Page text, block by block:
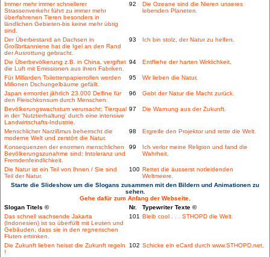
Immer mehr immer schnellerer
Strassenverkehr führt zu immer mehr
überfahrenen Tieren besonders in
ländlichen Gebieten-bis keine mehr übrig
sind.
92
Die Ozeane sind die Nieren unseres
lebenden Planeten.
Der Überbestand an Dachsen in
Großbritanniene hat die Igel an den Rand
der Ausrottung gebracht.
93 Ich bin stolz, der Natur zu helfen.
Die Überbevölkerung z.B. in China, vergiftet
die Luft mit Emissionen aus ihren Fabriken.
94 Entfliehe der harten Wirklichkeit.
Für Milliarden Toilettenpapierrollen werden
Millionen Dschungelbäume gefällt.
95 Wir lieben die Natur.
Japan ermordet jährlich 23.000 Delfine für
den Fleischkonsum durch Menschen.
96 Gebt der Natur die Macht zurück.
Bevölkerungswachstum verursacht: Tierqual
in der 'Nutztierhaltung' durch eine intensive
Landwirtschafts-Industrie.
97 Die Warnung aus der Zukunft.
Menschlicher Narzißmus beherrscht die
moderne Welt und zerstört die Natur.
98 Ergreife den Projektor und rette die Welt.
Konsequenzen der enormen menschlichen
Bevölkerungszunahme sind: Intoleranz und
Fremdenfeindlichkeit.
99
Ich verlor meine Religion und fand die
Wahrheit.
Die Natur ist ein Teil von Ihnen / Sie sind
Teil der Natur.
100 Rettet die äusserst notleidenden
Weltmeere.
Starte die Slideshow um die Slogans zusammen mit den Bildern und Animationen zu
sehen.
Gehe dafür zum Anfang der Webseite.
Slogan Titels ©
Nr.
Typewriter Texte ©
Das schnell wachsende Jakarta
(Indonesien) ist so überfüllt mit Leuten und
Gebäuden, dass sie in den regnerischen
Fluten ertrinken.
101 Bleib cool . . . STHOPD die Welt.
Die Zukunft lieben heisst die Zukunft regeln
!
102 Schicke ein eCard durch www.STHOPD.net.